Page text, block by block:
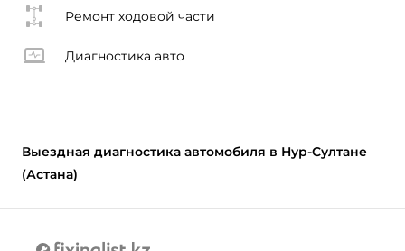
Ремонт ходoвой части
Диагностика авто
Выездная диагностика автомобиля в Нур-Султане
(Астана)